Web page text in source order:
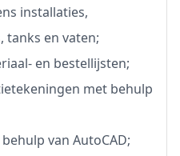
installaties,
tanks en vaten;
en bestellijsten;
met behulp
van AutoCAD;